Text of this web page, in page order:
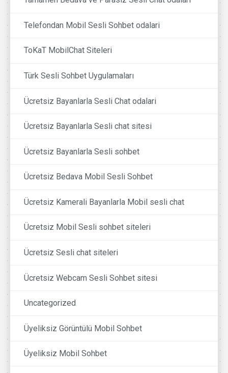
Telefondan Mobil Sesli Sohbet odalari
ToKaT MobilChat Siteleri
Türk Sesli Sohbet Uygulamaları
Ücretsiz Bayanlarla Sesli Chat odalari
Ücretsiz Bayanlarla Sesli chat sitesi
Ücretsiz Bayanlarla Sesli sohbet
Ücretsiz Bedava Mobil Sesli Sohbet
Ücretsiz Kamerali Bayanlarla Mobil sesli chat
Ücretsiz Mobil Sesli sohbet siteleri
Ücretsiz Sesli chat siteleri
Ücretsiz Webcam Sesli Sohbet sitesi
Uncategorized
Üyeliksiz Görüntülü Mobil Sohbet
Üyeliksiz Mobil Sohbet